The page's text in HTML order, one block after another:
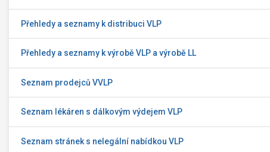
Přehledy a seznamy k distribuci VLP
Přehledy a seznamy k výrobě VLP a výrobě LL
Seznam prodejců VVLP
Seznam lékáren s dálkovým výdejem VLP
Seznam stránek s nelegální nabídkou VLP